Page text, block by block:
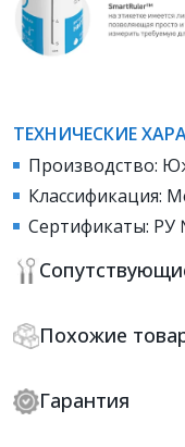
Похожие
Гарантия
ТЕХНИЧЕСКИЕ
Производство:
Классификация:
Сертификаты: РУ